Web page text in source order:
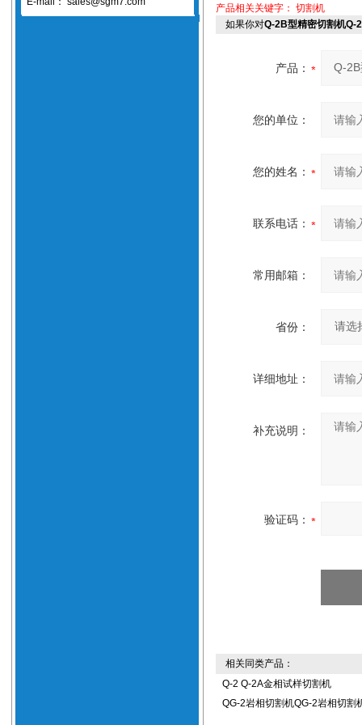
产品相关关键字： 切割机
如果你对Q-2B型精密切割机Q-
产品：
您的单位：
您的姓名：
联系电话：
常用邮箱：
省份：
详细地址：
补充说明：
验证码：
相关同类产品：
Q-2 Q-2A金相试样切割机
QG-2岩相切割机QG-2岩相切割